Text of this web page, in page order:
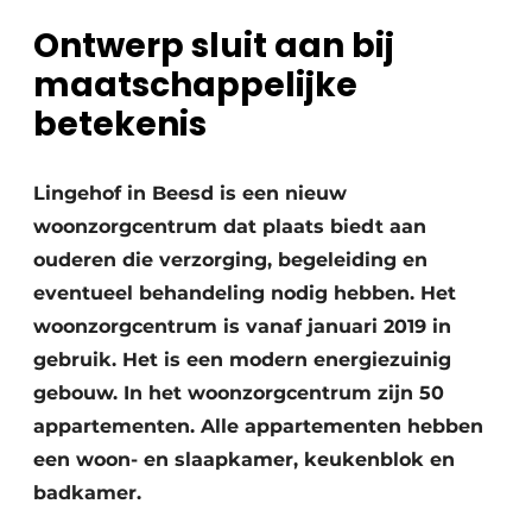
Uitnodiging Rondetafelgesprek – 20 jaar Profiel
Vacature aanmelden
Vacatures
Werben
Ontwerp sluit aan bij
maatschappelijke
betekenis
Lingehof in Beesd is een nieuw
woonzorgcentrum dat plaats biedt aan
ouderen die verzorging, begeleiding en
eventueel behandeling nodig hebben. Het
woonzorgcentrum is vanaf januari 2019 in
gebruik. Het is een modern energiezuinig
gebouw. In het woonzorg­centrum zijn 50
appartementen. Alle appartementen hebben
een woon- en slaapkamer, keukenblok en
badkamer.